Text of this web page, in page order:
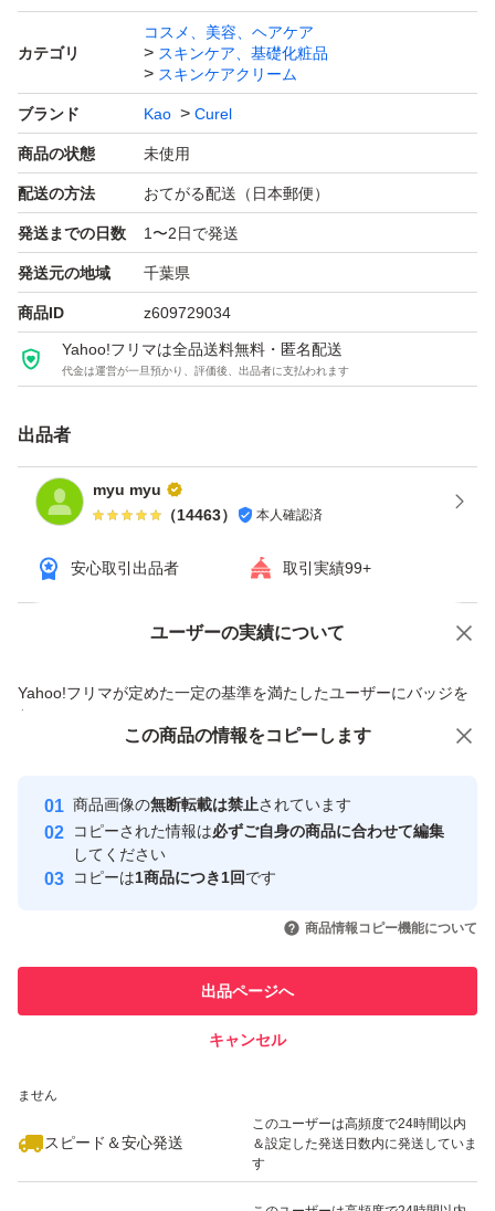
紙製の外袋（ゆうパケットポストmini封筒等）を使用する
場合がございます。
・商品の状態について
新品未使用ですが、自宅保管のため完璧を求める方はご購
入をお控えください（箱にへこみ等がある場合がございま
す）。
・正規品に関する質問について
出品商品は全て正規品になります。少しでも気にされる方
はご購入をお控えください。
カテゴリ
コスメ、美容、ヘアケア
スキンケア、基礎化粧品
スキンケアクリーム
ブランド Kao Curel
商品の状態 未使用
配送の方法 おてがる配送（日本郵便）
発送までの日数 1〜2日で発送
発送元の地域 千葉県
商品ID z609729034
Yahoo!フリマは全品送料無料・匿名配送
代金は運営が一旦預かり、評価後、出品者に支払われます
出品者
myu myu
（14463） 本人確認済
安心取引出品者 取引実績99+
ユーザーの実績について
Yahoo!フリマが定めた一定の基準を満たしたユーザーにバッジを
付与しています
安心取引出品者
心・安全なユーザーです
取引実績
引を完了させた実績があります
での取引実績があります
ません
スピード＆安心発送
このユーザーは高頻度で24時間以内
＆設定した発送日数内に発送していま
す
価格の相談 商品への質問
この商品の情報をコピーします
商品画像の無断転載は禁止されています
コピーされた情報は必ずご自身の商品に合わせて編集
してください
コピーは1商品につき1回です
商品情報コピー機能について
出品ページへ
キャンセル
この商品をみている人にオススメ